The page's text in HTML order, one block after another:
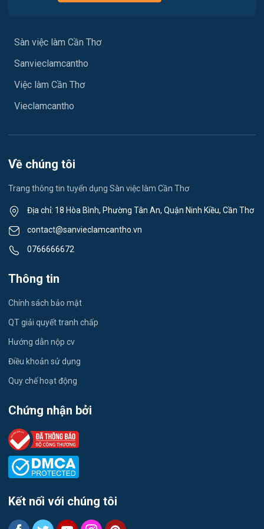
Ngành khác
Vệ sinh công nghiệp
Thể dục - thể thao
Lái xe
Tiếng Nhật
Tester
Đầu Bếp
Tiếng Trung
Tiếng Hàn
Tiếng Anh
Logistics
Việc làm Sóc Trăng
Việc làm Mỹ Xuyên
Việc làm Vĩnh Phước
Việc làm Nhơn Ái
Việc làm Đông Thuận
Việc làm Trường Xuân
Việc làm Trường Thành
Việc làm Đông Hiệp
Việc làm Trung Hưng
Việc làm Thạnh An
Việc làm Thạnh Quới
Việc làm Hòa Lưu
Việc làm Vị Thủy
Sàn việc làm Cần Thơ
Sanvieclamcantho
Việc làm Cần Thơ
Vieclamcantho
Về chúng tôi
Trang thông tin tuyển dụng Sàn việc làm Cần Thơ
Địa chỉ: 18 Hòa Bình, Phường Tân An, Quận Ninh Kiều, Cần Thơ
contact@sanvieclamcantho.vn
0766666672
Thông tin
Chính sách bảo mật
QT giải quyết tranh chấp
Hướng dẫn nộp cv
Điều khoản sử dụng
Quy chế hoạt động
Chứng nhận bởi
Kết nối với chúng tôi